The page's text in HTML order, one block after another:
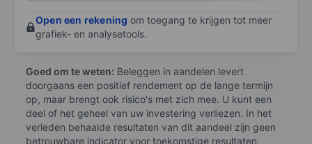
Open een rekening om toegang te krijgen tot meer
grafiek- en analysetools.
Goed om te weten: Beleggen in aandelen levert
doorgaans een positief rendement op de lange termijn
op, maar brengt ook risico's met zich mee. U kunt een
deel of het geheel van uw investering verliezen. In het
verleden behaalde resultaten van dit aandeel zijn geen
betrouwbare indicator voor toekomstige resultaten.